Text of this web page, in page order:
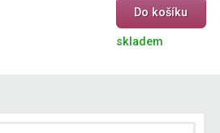
Do košíku
skladem